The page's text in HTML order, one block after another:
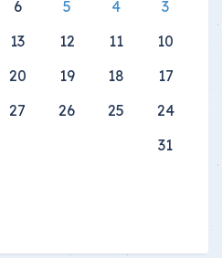
3
4
5
6
10
11
12
13
17
18
19
20
24
25
26
27
31